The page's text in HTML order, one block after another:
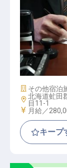
設備担当 -
cilities
施設業態
その他宿泊
勤務地
北海道虻田
目11-1
給与
月給／
キープ